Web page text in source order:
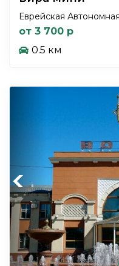
Еврейская
от 3 700 р
0.5 км
Previous